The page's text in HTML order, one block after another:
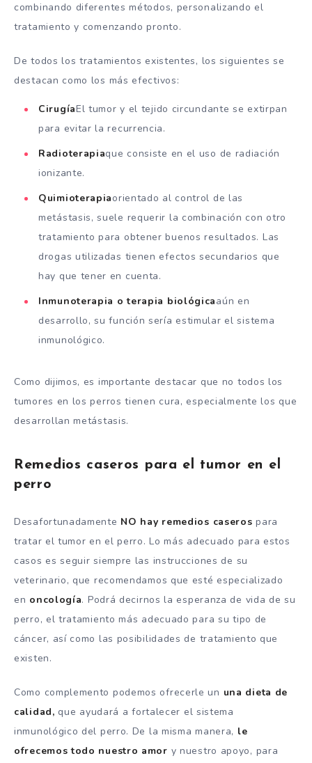
combinando diferentes métodos, personalizando el
tratamiento y comenzando pronto.
De todos los tratamientos existentes, los siguientes se
destacan como los más efectivos:
CirugíaEl tumor y el tejido circundante se extirpan
para evitar la recurrencia.
Radioterapiaque consiste en el uso de radiación
ionizante.
Quimioterapiaorientado al control de las
metástasis, suele requerir la combinación con otro
tratamiento para obtener buenos resultados. Las
drogas utilizadas tienen efectos secundarios que
hay que tener en cuenta.
Inmunoterapia o terapia biológicaaún en
desarrollo, su función sería estimular el sistema
inmunológico.
Como dijimos, es importante destacar que no todos los
tumores en los perros tienen cura, especialmente los que
desarrollan metástasis.
Remedios caseros para el tumor en el
perro
Desafortunadamente NO hay remedios caseros para
tratar el tumor en el perro. Lo más adecuado para estos
casos es seguir siempre las instrucciones de su
veterinario, que recomendamos que esté especializado
en oncología. Podrá decirnos la esperanza de vida de su
perro, el tratamiento más adecuado para su tipo de
cáncer, así como las posibilidades de tratamiento que
existen.
Como complemento podemos ofrecerle un una dieta de
calidad, que ayudará a fortalecer el sistema
inmunológico del perro. De la misma manera, le
ofrecemos todo nuestro amor y nuestro apoyo, para